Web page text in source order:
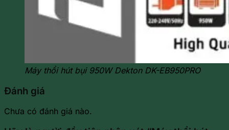
Máy thổi hút bụi 950W Dekton DK-EB950PRO
Đánh giá
Chưa có đánh giá nào.